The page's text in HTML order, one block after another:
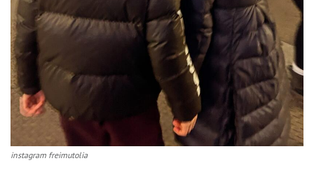
instagram freimutolia